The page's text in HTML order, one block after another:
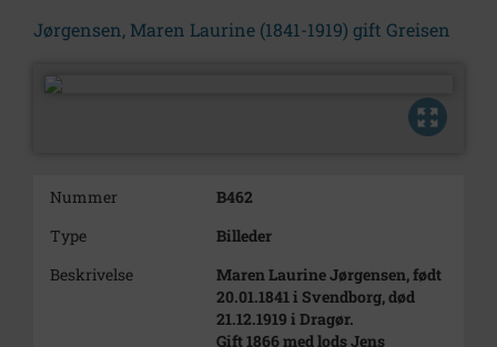
Jørgensen, Maren Laurine (1841-1919) gift Greisen
Nummer
B462
Type
Billeder
Beskrivelse
Maren Laurine Jørgensen, født
20.01.1841 i Svendborg, død
21.12.1919 i Dragør.
Gift 1866 med lods Jens